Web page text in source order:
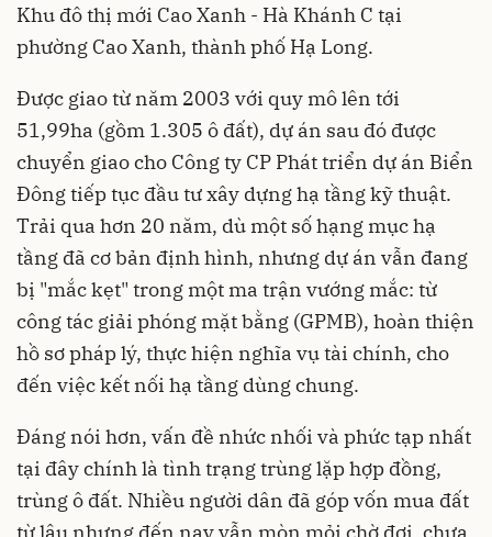
Khu đô thị mới Cao Xanh - Hà Khánh C tại
phường Cao Xanh, thành phố Hạ Long.
Được giao từ năm 2003 với quy mô lên tới
51,99ha (gồm 1.305 ô đất), dự án sau đó được
chuyển giao cho Công ty CP Phát triển dự án Biển
Đông tiếp tục đầu tư xây dựng hạ tầng kỹ thuật.
Trải qua hơn 20 năm, dù một số hạng mục hạ
tầng đã cơ bản định hình, nhưng dự án vẫn đang
bị "mắc kẹt" trong một ma trận vướng mắc: từ
công tác giải phóng mặt bằng (GPMB), hoàn thiện
hồ sơ pháp lý, thực hiện nghĩa vụ tài chính, cho
đến việc kết nối hạ tầng dùng chung.
Đáng nói hơn, vấn đề nhức nhối và phức tạp nhất
tại đây chính là tình trạng trùng lặp hợp đồng,
trùng ô đất. Nhiều người dân đã góp vốn mua đất